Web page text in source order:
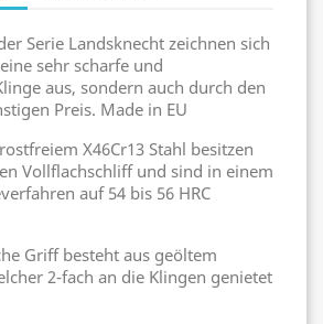
Serie Landsknecht zeichnen sich
sehr scharfe und
aus, sondern auch durch den
Preis. Made in EU
X46Cr13 Stahl besitzen
Vollflachschliff und sind in einem
auf 54 bis 56 HRC
Griff besteht aus geöltem
2-fach an die Klingen genietet